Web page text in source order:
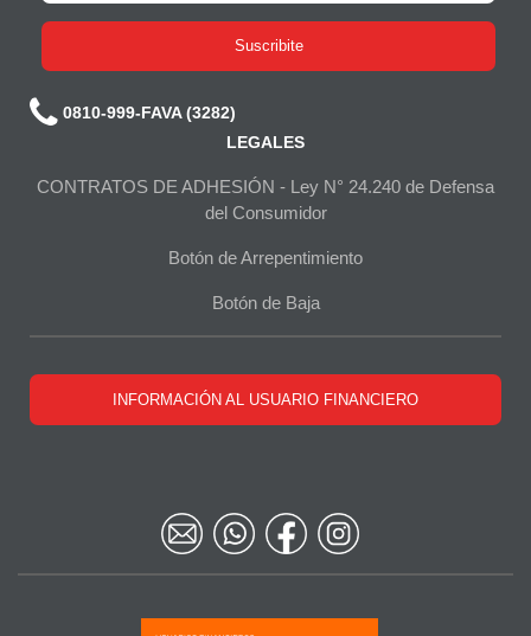
Suscribite
0810-999-FAVA (3282)
LEGALES
CONTRATOS DE ADHESIÓN - Ley N° 24.240 de Defensa
del Consumidor
Botón de Arrepentimiento
Botón de Baja
INFORMACIÓN AL USUARIO FINANCIERO